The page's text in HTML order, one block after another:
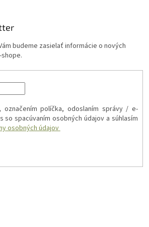
budeme zasielať informácie o nových
označením políčka, odoslaním správy / e-
so spacúvaním osobných údajov a súhlasím
osobných údajov